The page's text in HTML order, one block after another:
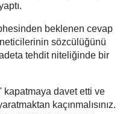
beklenen cevap
sözcülüğünü
tehdit niteliğinde bir
kapatmaya davet etti ve
kaçınmalısınız.